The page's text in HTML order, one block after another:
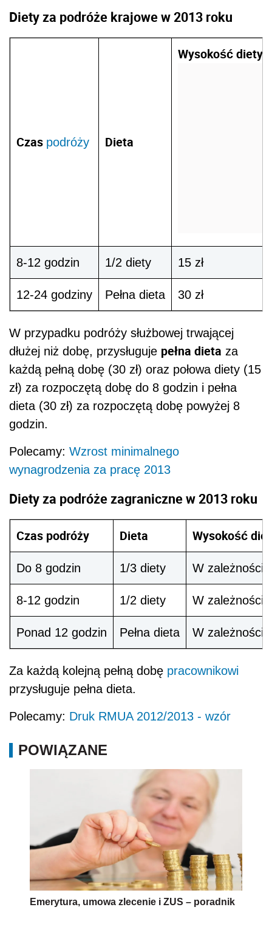
Diety za podróże krajowe w 2013 roku
Czas podróży Dieta
Wysokość diety
8-12 godzin 1/2 diety 15 zł
12-24 godziny Pełna dieta 30 zł
W przypadku podróży służbowej trwającej
dłużej niż dobę, przysługuje pełna dieta za
każdą pełną dobę (30 zł) oraz połowa diety (15
zł) za rozpoczętą dobę do 8 godzin i pełna
dieta (30 zł) za rozpoczętą dobę powyżej 8
godzin.
Polecamy: Wzrost minimalnego
wynagrodzenia za pracę 2013
Diety za podróże zagraniczne w 2013 roku
Czas podróży Dieta Wysokość
Do 8 godzin 1/3 diety W zależności
8-12 godzin 1/2 diety W zależności
Ponad 12 godzin Pełna dieta W zależności
Za każdą kolejną pełną dobę pracownikowi
przysługuje pełna dieta.
Polecamy: Druk RMUA 2012/2013 - wzór
POWIĄZANE
Emerytura, umowa zlecenie i ZUS – poradnik